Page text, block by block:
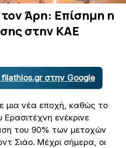
Άρη: Επίσημη η
στην ΚΑΕ
στην Google
μια νέα εποχή, καθώς το
ενέκρινε
του 90% των μετοχών
Σιάο. Μέχρι σήμερα, οι